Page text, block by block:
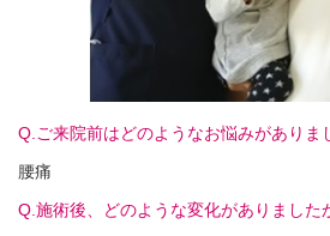
Q.ご来院前はどのようなお悩みがありま
腰痛
Q.施術後、どのような変化がありました